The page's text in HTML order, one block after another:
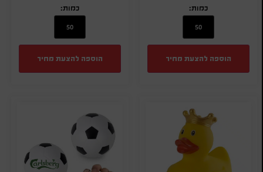
כמות:
הוספה להצעת מחיר
כמות:
הוספה להצעת מחיר